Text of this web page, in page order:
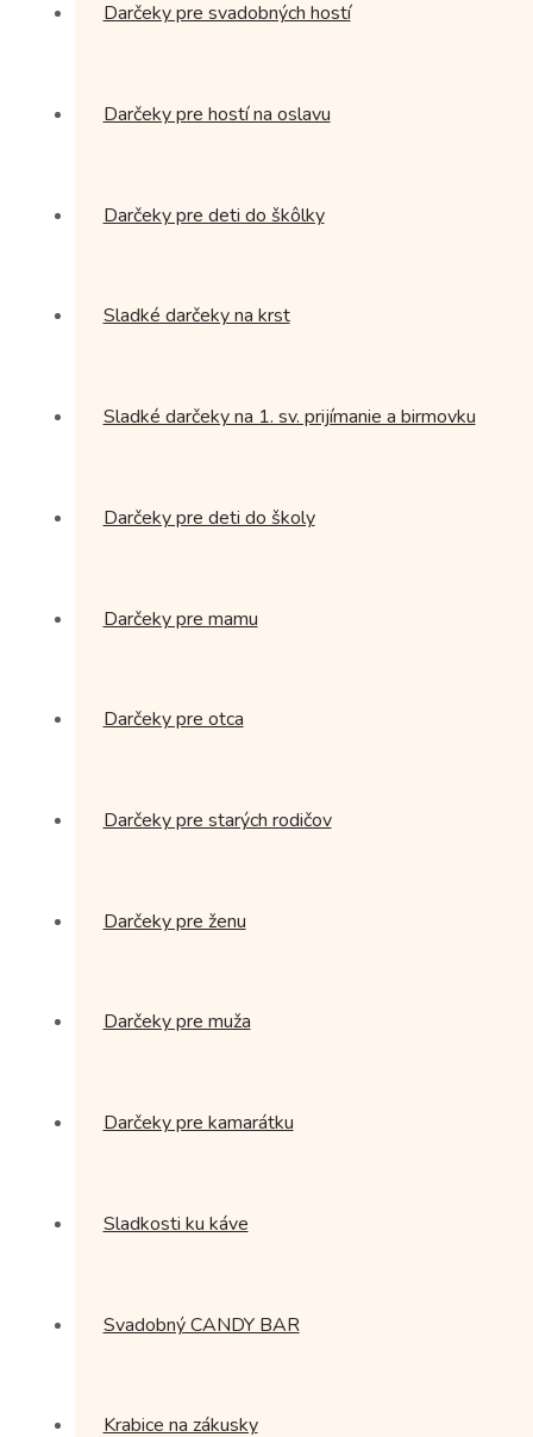
Darčeky pre svadobných hostí
Darčeky pre hostí na oslavu
Darčeky pre deti do škôlky
Sladké darčeky na krst
Sladké darčeky na 1. sv. prijímanie a birmovku
Darčeky pre deti do školy
Darčeky pre mamu
Darčeky pre otca
Darčeky pre starých rodičov
Darčeky pre ženu
Darčeky pre muža
Darčeky pre kamarátku
Sladkosti ku káve
Svadobný CANDY BAR
Krabice na zákusky